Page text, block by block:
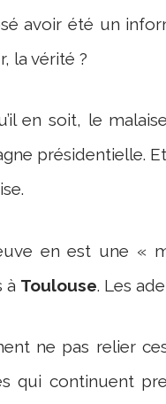
avoir été un
la vérité ?
en soit, le
présidentielle.
en est une «
à Toulouse. Les
ne pas relier
qui continuent